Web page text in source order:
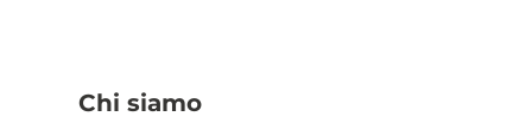
Chi siamo